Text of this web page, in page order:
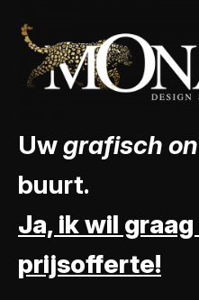
Uwgrafisch
buurt.
Ja, ik wil
prijsofferte!